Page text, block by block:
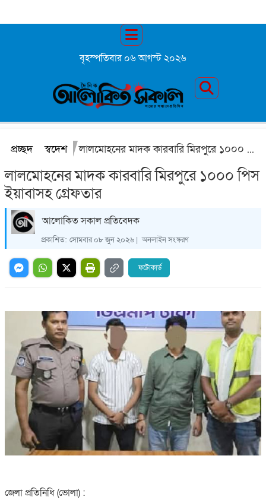
বৃহস্পতিবার ০৬ আগস্ট ২০২৬
প্রচ্ছদ স্বদেশ লালমোহনের মাদক কারবারি মিরপুরে ১০০০ পিস ইয়াবাসহ গ্রেফতার
লালমোহনের মাদক কারবারি মিরপুরে ১০০০ পিস
ইয়াবাসহ গ্রেফতার
আলোকিত সকাল প্রতিবেদক
প্রকাশিত: সোমবার ০৮ জুন ২০২৬ | অনলাইন সংস্করণ
ফটোকার্ড
জেলা প্রতিনিধি (ভোলা) :